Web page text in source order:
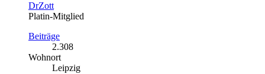
DrZott
Platin-Mitglied
Beiträge
2.308
Wohnort
Leipzig